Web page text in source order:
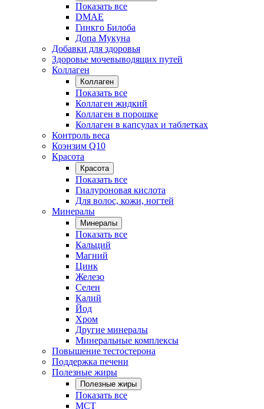
Показать все
DMAE
Гинкго Билоба
Допа Мукуна
Добавки для здоровья
Здоровье мочевыводящих путей
Коллаген
Коллаген
Показать все
Коллаген жидкий
Коллаген в порошке
Коллаген в капсулах и таблетках
Контроль веса
Коэнзим Q10
Красота
Красота
Показать все
Гиалуроновая кислота
Для волос, кожи, ногтей
Минералы
Минералы
Показать все
Кальций
Магний
Цинк
Железо
Селен
Калий
Йод
Хром
Другие минералы
Минеральные комплексы
Повышение тестостерона
Поддержка печени
Полезные жиры
Полезные жиры
Показать все
MCT